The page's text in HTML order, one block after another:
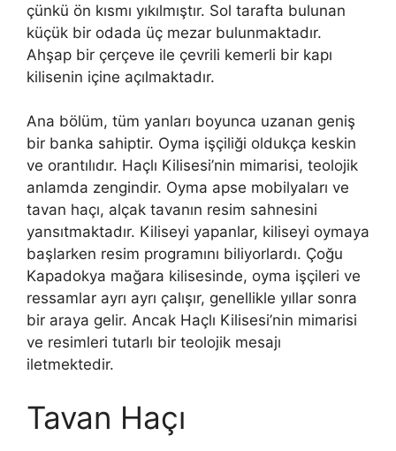
çünkü ön kısmı yıkılmıştır. Sol tarafta bulunan
küçük bir odada üç mezar bulunmaktadır.
Ahşap bir çerçeve ile çevrili kemerli bir kapı
kilisenin içine açılmaktadır.
Ana bölüm, tüm yanları boyunca uzanan geniş
bir banka sahiptir. Oyma işçiliği oldukça keskin
ve orantılıdır. Haçlı Kilisesi’nin mimarisi, teolojik
anlamda zengindir. Oyma apse mobilyaları ve
tavan haçı, alçak tavanın resim sahnesini
yansıtmaktadır. Kiliseyi yapanlar, kiliseyi oymaya
başlarken resim programını biliyorlardı. Çoğu
Kapadokya mağara kilisesinde, oyma işçileri ve
ressamlar ayrı ayrı çalışır, genellikle yıllar sonra
bir araya gelir. Ancak Haçlı Kilisesi’nin mimarisi
ve resimleri tutarlı bir teolojik mesajı
iletmektedir.
Tavan Haçı